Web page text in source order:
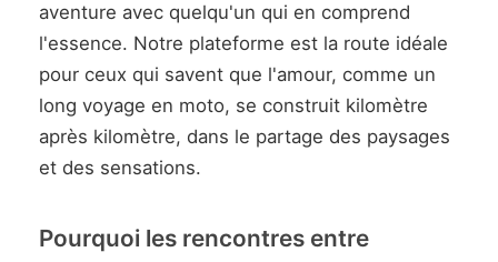
aventure avec quelqu'un qui en comprend
l'essence. Notre plateforme est la route idéale
pour ceux qui savent que l'amour, comme un
long voyage en moto, se construit kilomètre
après kilomètre, dans le partage des paysages
et des sensations.
Pourquoi les rencontres entre